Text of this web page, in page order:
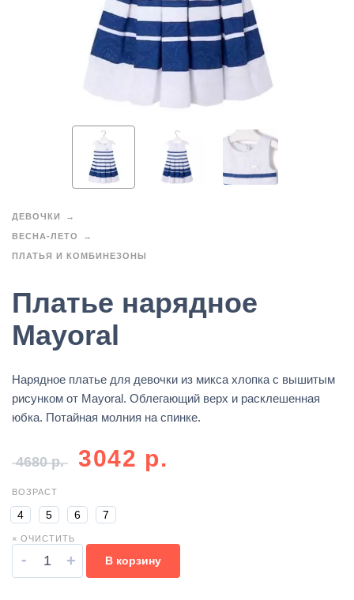
ДЕВОЧКИ
ВЕСНА-ЛЕТО
ПЛАТЬЯ И КОМБИНЕЗОНЫ
Платье нарядное
Mayoral
Нарядное платье для девочки из микса хлопка с вышитым
рисунком от Mayoral. Облегающий верх и расклешенная
юбка. Потайная молния на спинке.
4680р. 3042 р.
ВОЗРАСТ
4 5 6 7
× ОЧИСТИТЬ
- + В корзину